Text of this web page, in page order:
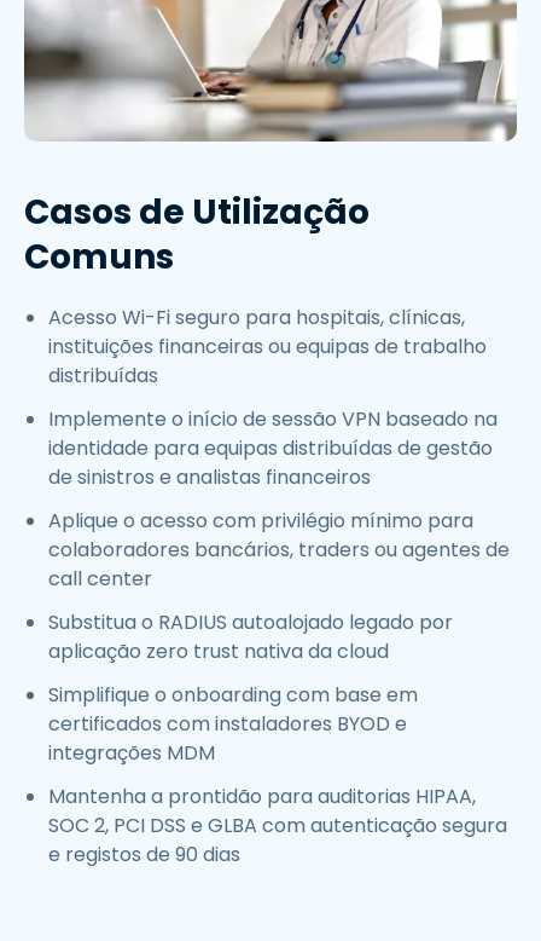
Casos de Utilização
Comuns
Acesso Wi-Fi seguro para hospitais, clínicas,
instituições financeiras ou equipas de trabalho
distribuídas
Implemente o início de sessão VPN baseado na
identidade para equipas distribuídas de gestão
de sinistros e analistas financeiros
Aplique o acesso com privilégio mínimo para
colaboradores bancários, traders ou agentes de
call center
Substitua o RADIUS autoalojado legado por
aplicação zero trust nativa da cloud
Simplifique o onboarding com base em
certificados com instaladores BYOD e
integrações MDM
Mantenha a prontidão para auditorias HIPAA,
SOC 2, PCI DSS e GLBA com autenticação segura
e registos de 90 dias